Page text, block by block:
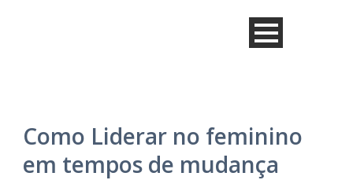
Como Liderar no feminino
em tempos de mudança